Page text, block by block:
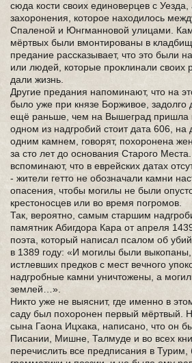
сюда кости своих единоверцев с
захоронения, которое находилось
Спаленой и Юнгманновой улицами.
мёртвых были вмонтированы в
предание рассказывает, что это были
или людей, которые проклинали своих
дали жизнь.
Другие предания напоминают, что на
было уже при князе Борживое, задолго
ещё раньше, чем на Вышеград пришла
одном из надгробий стоит дата 606, на
одним камнем, говорят, похоронена
за сто лет до основания Старого
вспоминают, что в еврейских датах
- жители гетто не обозначали камни
опасения, чтобы могилы не были
крестоносцев или во время погромов.
Так, вероятно, самым старшим
памятник Абигдора Кара от апреля
поэта, который написал псалом об
в 1389 году: «И могилы были выкопаны,
истлевших предков с мест вечного
надгробные камни уничтожены, а
землей…».
Никто уже не выяснит, где именно в
саду был похоронен первый мёртвый.
сына Гаона Ицхака, написано, что он
Писании, Мишне, Талмуде и во всех
перечислить все предписания в Турим,